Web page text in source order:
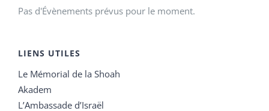
Pas d'Évènements prévus pour le moment.
LIENS UTILES
Le Mémorial de la Shoah
Akadem
L’Ambassade d’Israël